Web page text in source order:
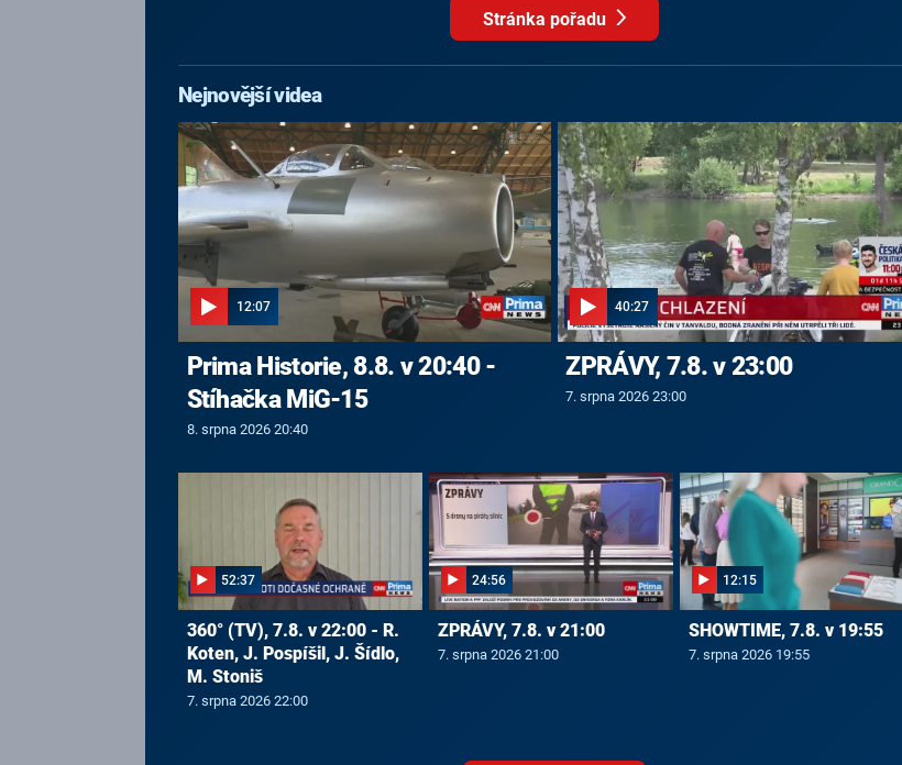
Stránka pořadu
Nejnovější videa
12:07
Prima Historie, 8.8. v 20:40 -
Stíhačka MiG-15
8. srpna 2026 20:40
40:27
ZPRÁVY, 7.8. v 23:00
7. srpna 2026 23:00
52:37
360° (TV), 7.8. v 22:00 - R.
Koten, J. Pospíšil, J. Šídlo,
M. Stoniš
7. srpna 2026 22:00
24:56
ZPRÁVY, 7.8. v 21:00
7. srpna 2026 21:00
12:15
SHOWTIME, 7.8. v 19:55
7. srpna 2026 19:55